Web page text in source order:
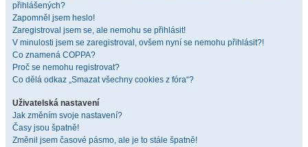
přihlášených?
Zapomněl jsem heslo!
Zaregistroval jsem se, ale nemohu se přihlásit!
V minulosti jsem se zaregistroval, ovšem nyní se nemohu přihlásit?!
Co znamená COPPA?
Proč se nemohu registrovat?
Co dělá odkaz „Smazat všechny cookies z fóra“?
Uživatelská nastavení
Jak změním svoje nastavení?
Časy jsou špatně!
Změnil jsem časové pásmo, ale je to stále špatně!